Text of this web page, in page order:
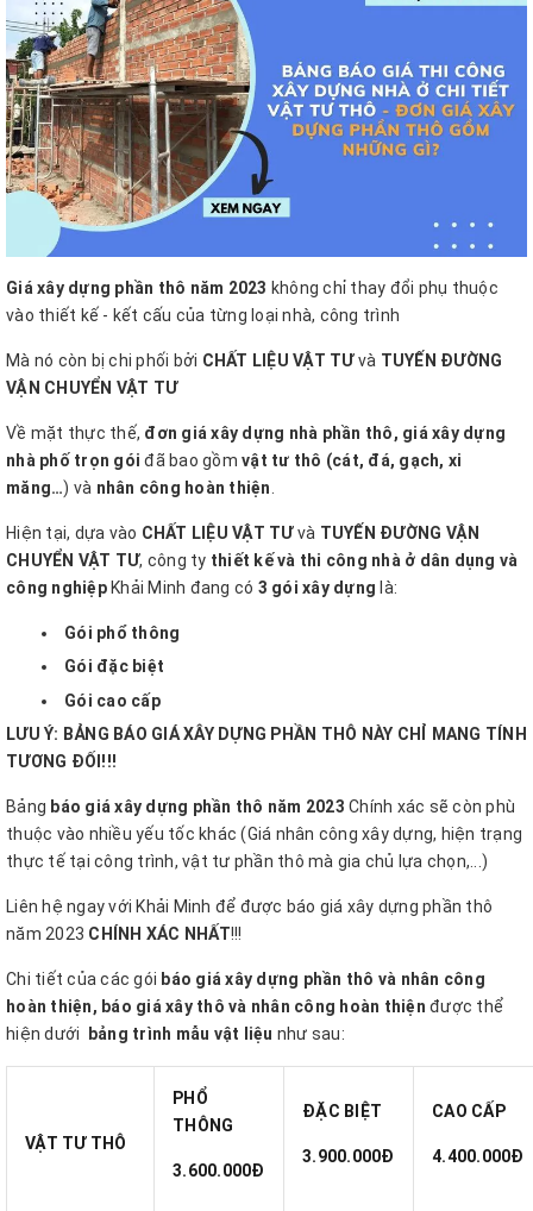
Giá xây dựng phần thô năm 2023 không chỉ thay đổi phụ thuộc
vào thiết kế - kết cấu của từng loại nhà, công trình
Mà nó còn bị chi phối bởi CHẤT LIỆU VẬT TƯvà TUYẾN ĐƯỜNG
VẬN CHUYỂN VẬT TƯ
Về mặt thực thế, đơn giá xây dựng nhà phần thô, giá xây dựng
nhà phố trọn gói đã bao gồm vật tư thô (cát, đá, gạch, xi
măng…) và nhân công hoàn thiện
Hiện tại, dựa vào CHẤT LIỆU VẬT TƯvà TUYẾN ĐƯỜNG VẬN
CHUYỂN VẬT TƯ, công ty thiết kế và thi công nhà ở dân dụng và
công nghiệpKhải Minh đang có 3 gói xây dựng là:
Gói phổ thông
Gói đặc biệt
Gói cao cấp
LƯU Ý: BẢNG BÁO GIÁ XÂY DỰNG PHẦN THÔ NÀY CHỈ MANG TÍNH
TƯƠNG ĐỐI!!!
Bảng báo giá xây dựng phần thô năm 2023 Chính xác sẽ còn phù
thuộc vào nhiều yếu tốc khác (Giá nhân công xây dựng, hiện trạng
thực tế tại công trình, vật tư phần thô mà gia chủ lựa chọn,...)
Liên hệ ngay với Khải Minh để được báo giá xây dựng phần thô
năm 2023 CHÍNH XÁC NHẤT!!!
Chi tiết của các gói báo giá xây dựng phần thô và nhân công
hoàn thiện, báo giá xây thô và nhân công hoàn thiện được thể
hiện dưới
bảng trình mẫu vật liệu như sau:
VẬT TƯ THÔ
PHỔ
THÔNG
3.600.000Đ
ĐẶC BIỆT
3.900.000Đ
CAO CẤP
4.400.000Đ